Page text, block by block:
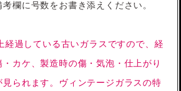
欄に号数をお書き添えください。
経過している古いガラスですので、経
カケ、製造時の傷・気泡・仕上がり
見られます。ヴィンテージガラスの特